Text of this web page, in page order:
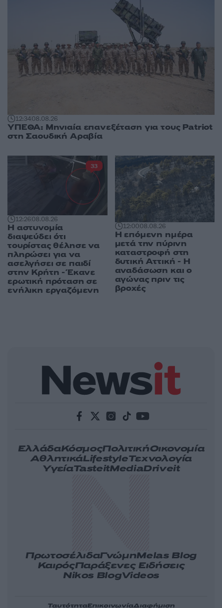
12:3408.08.26
ΥΠΕΘΑ: Μηνιαία επανεξέταση για τους Patriot
στη Σαουδική Αραβία
12:2608.08.26
Η αστυνομία
διαψεύδει ότι
τουρίστας θέλησε να
πληρώσει για να
ασελγήσει σε παιδί
στην Κρήτη - Έκανε
ερωτική πρόταση σε
ενήλικη εργαζόμενη
33
12:0008.08.26
Η επόμενη ημέρα
μετά την πύρινη
καταστροφή στη
δυτική Αττική - Η
αναδάσωση και ο
αγώνας πριν τις
βροχές
ΕλλάδαΚόσμοςΠολιτικήΟικονομία
ΑθλητικάLifestyleΤεχνολογία
ΥγείαTasteitMediaDriveit
ΠρωτοσέλιδαΓνώμηMelas Blog
ΚαιρόςΠαράξενες Ειδήσεις
Nikos BlogVideos
ΤαυτότηταΕπικοινωνίαΔιαφήμιση